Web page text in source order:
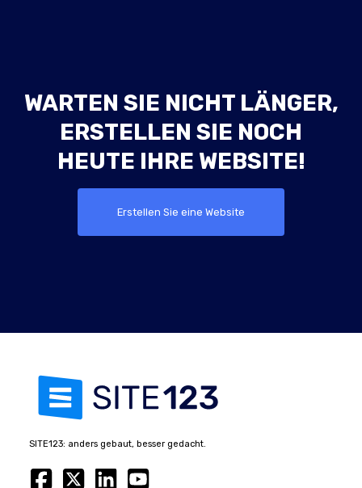
WARTEN SIE NICHT LÄNGER,
ERSTELLEN SIE NOCH
HEUTE IHRE WEBSITE!
Erstellen Sie eine Website
SITE123: anders gebaut, besser gedacht.